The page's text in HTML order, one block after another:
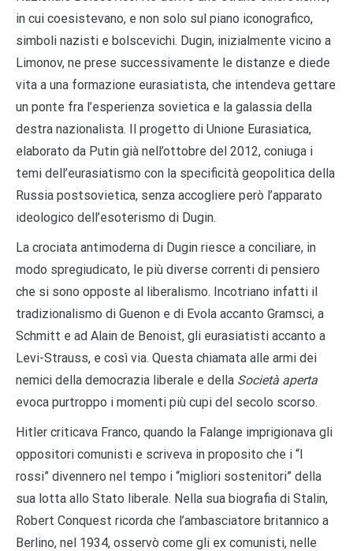
in cui coesistevano, e non solo sul piano iconografico,
simboli nazisti e bolscevichi. Dugin, inizialmente vicino a
Limonov, ne prese successivamente le distanze e diede
vita a una formazione eurasiatista, che intendeva gettare
un ponte fra l’esperienza sovietica e la galassia della
destra nazionalista. Il progetto di Unione Eurasiatica,
elaborato da Putin già nell’ottobre del 2012, coniuga i
temi dell’eurasiatismo con la specificità geopolitica della
Russia postsovietica, senza accogliere però l’apparato
ideologico dell’esoterismo di Dugin.
La crociata antimoderna di Dugin riesce a conciliare, in
modo spregiudicato, le più diverse correnti di pensiero
che si sono opposte al liberalismo. Incotriano infatti il
tradizionalismo di Guenon e di Evola accanto Gramsci, a
Schmitt e ad Alain de Benoist, gli eurasiatisti accanto a
Levi-Strauss, e così via. Questa chiamata alle armi dei
nemici della democrazia liberale e della Società aperta
evoca purtroppo i momenti più cupi del secolo scorso.
Hitler criticava Franco, quando la Falange imprigionava gli
oppositori comunisti e scriveva in proposito che i “I
rossi” divennero nel tempo i “migliori sostenitori” della
sua lotta allo Stato liberale. Nella sua biografia di Stalin,
Robert Conquest ricorda che l’ambasciatore britannico a
Berlino, nel 1934, osservò come gli ex comunisti, nelle